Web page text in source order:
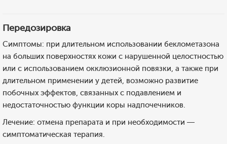
Передозировка
Симптомы: при длительном использовании беклометазона
на больших поверхностях кожи с нарушенной целостностью
или с использованием окклюзионной повязки, а также при
длительном применении у детей, возможно развитие
побочных эффектов, связанных с подавлением и
недостаточностью функции коры надпочечников.
Лечение: отмена препарата и при необходимости —
симптоматическая терапия.